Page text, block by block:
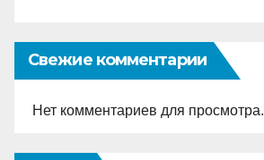
Свежие комментарии
Нет комментариев для просмотра.